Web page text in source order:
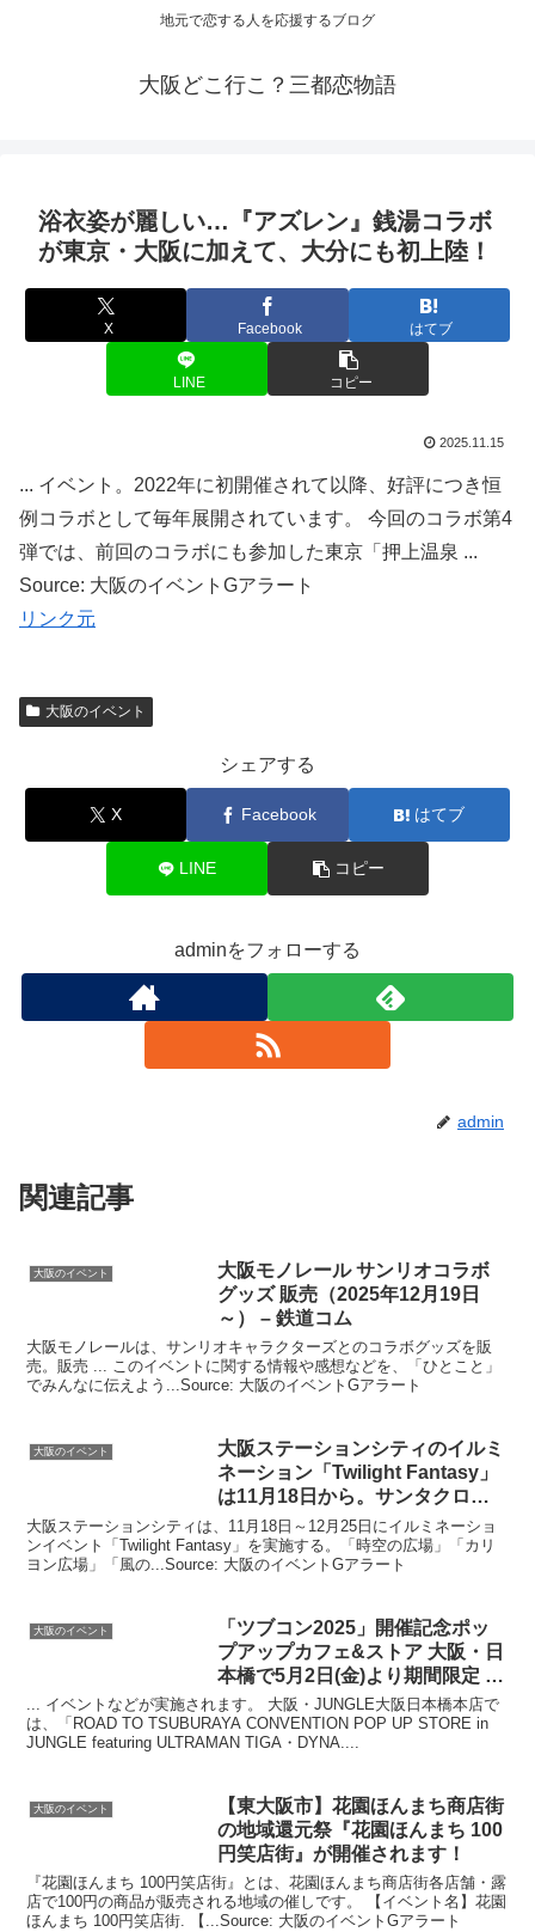
地元で恋する人を応援するブログ
大阪どこ行こ？三都恋物語
浴衣姿が麗しい…『アズレン』銭湯コラボ
が東京・ 大阪に加えて、大分にも初上陸！
X Facebook はてブ
LINE コピー
2025.11.15
... イベント。2022年に初開催されて以降、好評につき恒
例コラボとして毎年展開されています。 今回のコラボ第4
弾では、前回のコラボにも参加した東京「押上温泉 ...
Source: 大阪のイベントGアラート
リンク元
大阪のイベント
シェアする
X Facebook はてブ
LINE コピー
adminをフォローする
admin
関連記事
大阪のイベント 大阪モノレール サンリオコラボ
グッズ 販売（2025年12月19日
～） – 鉄道コム
大阪モノレールは、サンリオキャラクターズとのコラボグッズを販
売。販売 ... このイベントに関する情報や感想などを、「ひとこと」
でみんなに伝えよう...Source: 大阪のイベントGアラート
大阪のイベント 大阪ステーションシティのイルミ
ネーション「Twilight Fantasy」
は11月18日から。サンタクロー
ス …
大阪ステーションシティは、11月18日～12月25日にイルミネーショ
ンイベント「Twilight Fantasy」を実施する。「時空の広場」「カリ
ヨン広場」「風の...Source: 大阪のイベントGアラート
大阪のイベント
「ツブコン2025」開催記念ポッ
プアップカフェ&ストア 大阪 ・日
本橋で5月2日(金)より期間限定 …
... イベントなどが実施されます。 大阪・JUNGLE大阪日本橋本店で
は、「ROAD TO TSUBURAYA CONVENTION POP UP STORE in
JUNGLE featuring ULTRAMAN TIGA・DYNA....
大阪のイベント 【東大阪市】花園ほんまち商店街
の地域還元祭『花園ほんまち 100
円笑店街』が開催されます！
『花園ほんまち 100円笑店街』とは、花園ほんまち商店街各店舗・露
店で100円の商品が販売される地域の催しです。 【イベント名】花園
ほんまち 100円笑店街. 【...Source: 大阪のイベントGアラート